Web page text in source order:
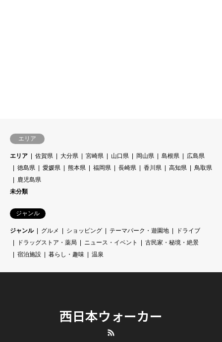
エリア
エリア 佐賀県 大分県 宮崎県 山口県 岡山県 島根県
広島県
徳島県
愛媛県 熊本県 福岡県 長崎県 香川県 高知県
鳥取県
鹿児島県
未分類
ジャンル
ジャンル グルメ ショッピング テーマパーク・遊園地
ドライブ
ドラッグストア・薬局
ニュース・イベント
古民家・秘境・絶景
宿泊施設
暮らし・趣味 温泉
西日本ウォーカー